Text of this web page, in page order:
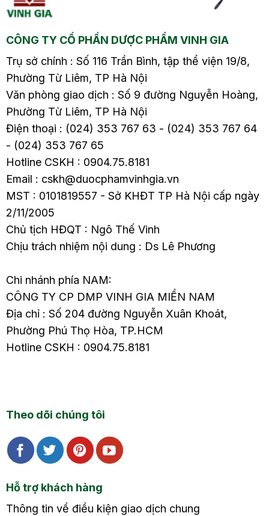
đến cuộc sống hàng
người bệnh. Vậy đâu là
nguyên nhân gây ra
viêm đại tràng sôi
bụng? Cách xử lý như
thế nào? Hãy cùng tìm
hiểu chi tiết trong bài
viết sau.
CÔNG TY CỔ PHẦN DƯỢC PHẨM VINH GIA
Trụ sở chính : Số 116 Trần Bình, tập thể viện 19/8,
Phường Từ Liêm, TP Hà Nội
Văn phòng giao dịch : Số 9 đường Nguyễn Hoàng,
Phường Từ Liêm, TP Hà Nội
Điện thoại : (024) 353 767 63 - (024) 353 767 64
- (024) 353 767 65
Hotline CSKH : 0904.75.8181
Email : cskh@duocphamvinhgia.vn
MST : 0101819557 - Sở KHĐT TP Hà Nội cấp ngày
2/11/2005
Chủ tịch HĐQT : Ngô Thế Vinh
Chịu trách nhiệm nội dung : Ds Lê Phương
Chi nhánh phía NAM:
CÔNG TY CP DMP VINH GIA MIỀN NAM
Địa chỉ : Số 204 đường Nguyễn Xuân Khoát,
Phường Phú Thọ Hòa, TP.HCM
Hotline CSKH : 0904.75.8181
Theo dõi chúng tôi
Hỗ trợ khách hàng
Thông tin về điều kiện giao dịch chung